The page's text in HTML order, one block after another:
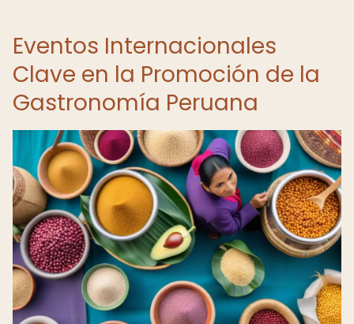
Eventos Internacionales
Clave en la Promoción de la
Gastronomía Peruana